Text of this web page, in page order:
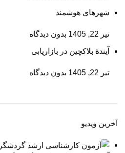
شهرهای هوشمند
تیر 22, 1405 بدون دیدگاه
آیندۀ بلاکچین در بازاریابی
تیر 22, 1405 بدون دیدگاه
آخرین ویدیو